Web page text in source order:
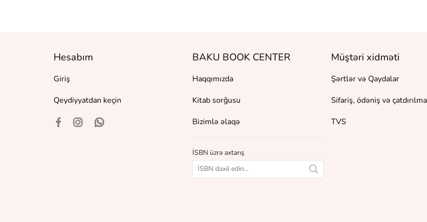
Hesabım
Giriş
Qeydiyyatdan keçin
BAKU BOOK CENTER
Haqqımızda
Kitab sorğusu
Bizimlə əlaqə
İSBN üzrə axtarış
Müştəri xidməti
Şərtlər və Qaydalar
Sifariş, ödəniş və çatdırılma
TVS